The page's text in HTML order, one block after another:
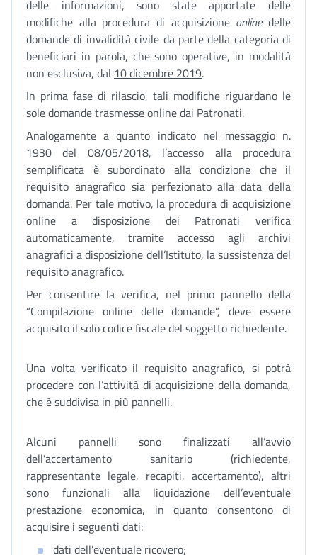
delle informazioni, sono state apportate delle
modifiche alla procedura di acquisizione onlinedelle
domande di invalidità civile da parte della categoria di
beneficiari in parola, che sono operative, in modalità
non esclusiva, dal 10 dicembre 2019.
In prima fase di rilascio, tali modifiche riguardano le
sole domande trasmesse online dai Patronati.
Analogamente a quanto indicato nel messaggio n.
1930 del 08/05/2018, l’accesso alla procedura
semplificata è subordinato alla condizione che il
requisito anagrafico sia perfezionato alla data della
domanda. Per tale motivo, la procedura di acquisizione
online a disposizione dei Patronati verifica
automaticamente, tramite accesso agli archivi
anagrafici a disposizione dell’Istituto, la sussistenza del
requisito anagrafico.
Per consentire la verifica, nel primo pannello della
“Compilazione online delle domande”, deve essere
acquisito il solo codice fiscale del soggetto richiedente.
Una volta verificato il requisito anagrafico, si potrà
procedere con l’attività di acquisizione della domanda,
che è suddivisa in più pannelli.
Alcuni pannelli sono finalizzati all’avvio
dell’accertamento sanitario (richiedente,
rappresentante legale, recapiti, accertamento), altri
sono funzionali alla liquidazione dell’eventuale
prestazione economica, in quanto consentono di
acquisire i seguenti dati:
dati dell’eventuale ricovero;